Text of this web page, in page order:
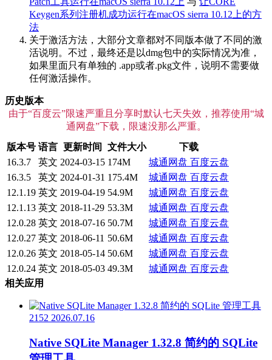
Keygen系列注册机成功运行在macOS sierra 10.12上的方
法
关于激活方法，大部分文章都对不同版本做了不同的激
活说明。不过，最终还是以dmg包中的实际情况为准，
如果里面只有单独的 .app或者.pkg文件，说明不需要做
任何激活操作。
历史版本
由于“百度云”限速严重且分享时默认七天失效，推荐使用“城
通网盘”下载，限速没那么严重。
版本号 语言 更新时间 文件大小
下载
16.3.7
英文 2024-03-15 174M 城通网盘 百度云盘
16.3.5
英文 2024-01-31 175.4M 城通网盘 百度云盘
12.1.19 英文 2019-04-19 54.9M 城通网盘 百度云盘
12.1.13 英文 2018-11-29 53.3M 城通网盘 百度云盘
12.0.28 英文 2018-07-16 50.7M 城通网盘 百度云盘
12.0.27 英文 2018-06-11 50.6M 城通网盘 百度云盘
12.0.26 英文 2018-05-14 50.6M 城通网盘 百度云盘
12.0.24 英文 2018-05-03 49.3M 城通网盘 百度云盘
相关应用
2152 2026.07.16
Native SQLite Manager 1.32.8 简约的 SQLite